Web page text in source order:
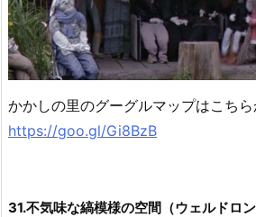
かかしの里のグーグルマップはこち
https://goo.gl/Gi8BzB
31.不気味な縞模様の空間（ウェルドロン